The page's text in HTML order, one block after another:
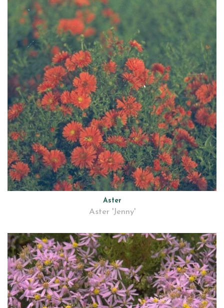
Aster
Aster 'Jenny'